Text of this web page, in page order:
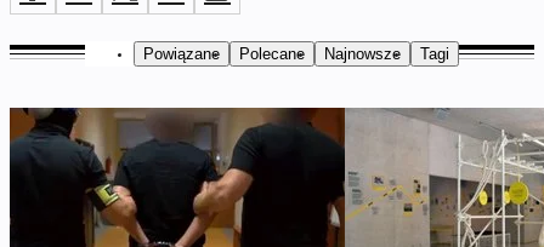
Powiązane Polecane Najnowsze Tagi